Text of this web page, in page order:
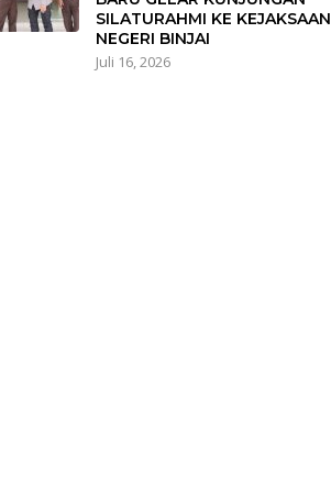
SILATURAHMI KE KEJAKSAAN
NEGERI BINJAI
Juli 16, 2026